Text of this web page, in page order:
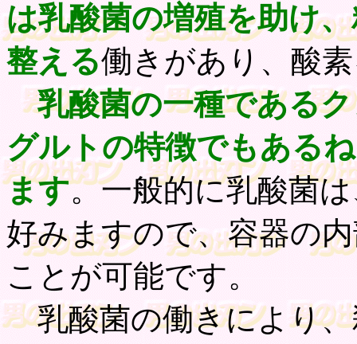
は乳酸菌の増殖を助け
整える働きがあり、酸
乳酸菌の一種である
グルトの特徴でもある
ます。一般的に乳酸菌
好みますので、容器の
ことが可能です。
乳酸菌の働きにより、